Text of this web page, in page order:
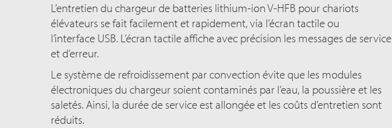
L’entretien du chargeur de batteries lithium-ion V-HFB pour chariots
élévateurs se fait facilement et rapidement, via l’écran tactile ou
l’interface USB. L’écran tactile affiche avec précision les messages de service
et d’erreur.
Le système de refroidissement par convection évite que les modules
électroniques du chargeur soient contaminés par l’eau, la poussière et les
saletés. Ainsi, la durée de service est allongée et les coûts d’entretien sont
réduits.